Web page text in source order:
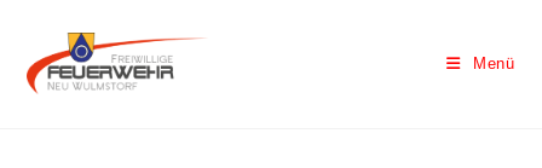
Menü